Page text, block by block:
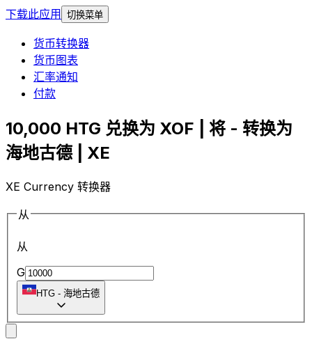
下载此应用
切换菜单
货币转换器
货币图表
汇率通知
付款
10,000 HTG 兑换为 XOF | 将 - 转换为
海地古德 | XE
XE Currency 转换器
从
从
G
HTG - 海地古德